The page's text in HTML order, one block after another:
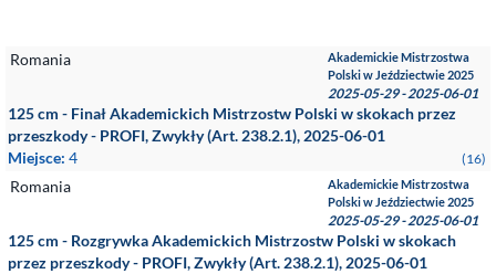
Romania
Akademickie Mistrzostwa
Polski w Jeździectwie 2025
2025-05-29 - 2025-06-01
125 cm - Finał Akademickich Mistrzostw Polski w skokach przez
przeszkody - PROFI, Zwykły (Art. 238.2.1), 2025-06-01
Miejsce: 4 (16)
Romania
Akademickie Mistrzostwa
Polski w Jeździectwie 2025
2025-05-29 - 2025-06-01
125 cm - Rozgrywka Akademickich Mistrzostw Polski w skokach
przez przeszkody - PROFI, Zwykły (Art. 238.2.1), 2025-06-01